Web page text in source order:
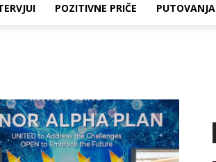
POZITIVNE PRIČE PUTOVANJA